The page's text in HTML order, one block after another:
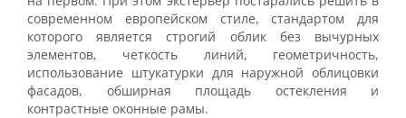
современном европейском стиле, стандартом для
которого является строгий облик без вычурных
элементов, четкость линий, геометричность,
использование штукатурки для наружной облицовки
фасадов, обширная площадь остекления и
контрастные оконные рамы.